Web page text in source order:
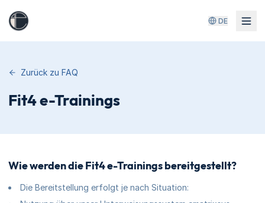
DE
Zurück zu FAQ
Fit4 e-Trainings
Wie werden die Fit4 e-Trainings bereitgestellt?
Die Bereitstellung erfolgt je nach Situation: